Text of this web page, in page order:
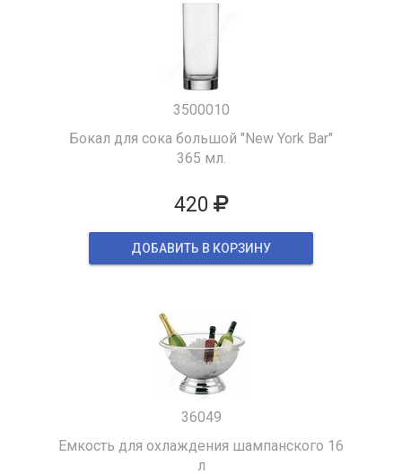
3500010
Бокал для сока большой "New York Bar"
365 мл.
420
ДОБАВИТЬ В КОРЗИНУ
36049
Емкость для охлаждения шампанского 16
л